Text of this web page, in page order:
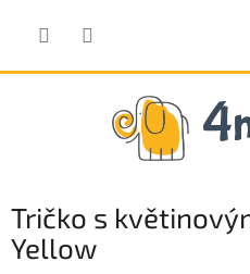
Tričko s
Yellow